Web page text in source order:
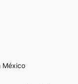
México